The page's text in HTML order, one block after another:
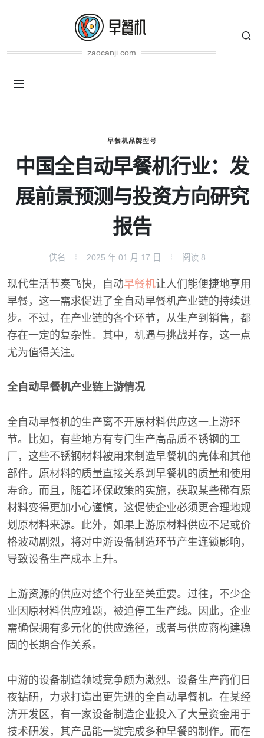
zaocanji.com
早餐机品牌型号
中国全自动早餐机行业：发
展前景预测与投资方向研究
报告
佚名 2025 年 01 月 17 日 阅读 8
现代生活节奏飞快，自动早餐机让人们能便捷地享用
早餐，这一需求促进了全自动早餐机产业链的持续进
步。不过，在产业链的各个环节，从生产到销售，都
存在一定的复杂性。其中，机遇与挑战并存，这一点
尤为值得关注。
全自动早餐机产业链上游情况
全自动早餐机的生产离不开原材料供应这一上游环
节。比如，有些地方有专门生产高品质不锈钢的工
厂，这些不锈钢材料被用来制造早餐机的壳体和其他
部件。原材料的质量直接关系到早餐机的质量和使用
寿命。而且，随着环保政策的实施，获取某些稀有原
材料变得更加小心谨慎，这促使企业必须更合理地规
划原材料来源。此外，如果上游原材料供应不足或价
格波动剧烈，将对中游设备制造环节产生连锁影响，
导致设备生产成本上升。
上游资源的供应对整个行业至关重要。过往，不少企
业因原材料供应难题，被迫停工生产线。因此，企业
需确保拥有多元化的供应途径，或者与供应商构建稳
固的长期合作关系。
中游的设备制造领域竞争颇为激烈。设备生产商们日
夜钻研，力求打造出更先进的全自动早餐机。在某经
济开发区，有一家设备制造企业投入了大量资金用于
技术研发，其产品能一键完成多种早餐的制作。而在